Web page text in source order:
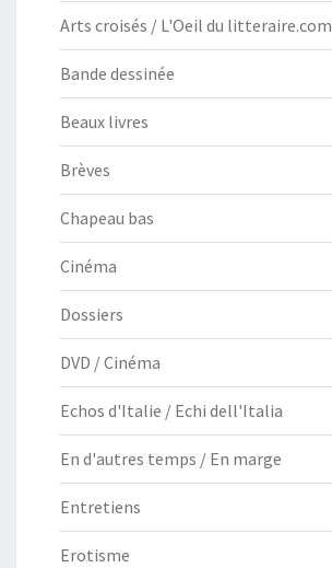
Arts croisés / L'Oeil du litteraire.com
Bande dessinée
Beaux livres
Brèves
Chapeau bas
Cinéma
Dossiers
DVD / Cinéma
Echos d'Italie / Echi dell'Italia
En d'autres temps / En marge
Entretiens
Erotisme